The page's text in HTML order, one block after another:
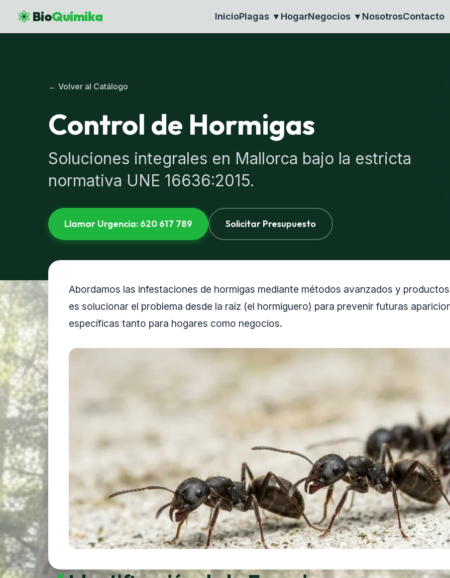
BioQuímika InicioPlagas ▼ HogarNegocios ▼ NosotrosContacto
← Volver al Catálogo
Control de Hormigas
Soluciones integrales en Mallorca bajo la estricta
normativa UNE 16636:2015.
Llamar Urgencia: 620 617 789 Solicitar Presupuesto
Abordamos las infestaciones de hormigas mediante métodos avanzados y
es solucionar el problema desde la raíz (el hormiguero) para prevenir futuras
específicas tanto para hogares como negocios.